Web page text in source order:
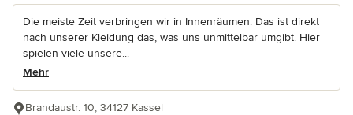
Die meiste Zeit verbringen wir in Innenräumen. Das ist direkt
nach unserer Kleidung das, was uns unmittelbar umgibt. Hier
spielen viele unsere...
Mehr
Brandaustr. 10, 34127 Kassel